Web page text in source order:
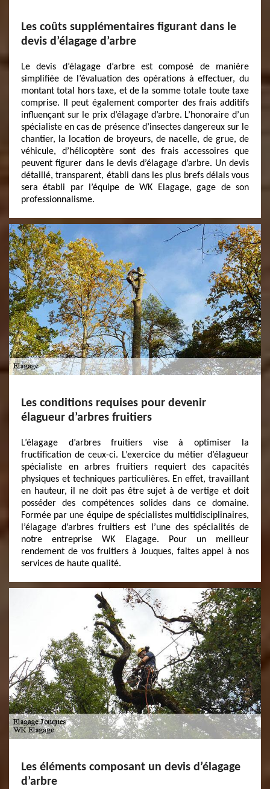
Les coûts supplémentaires figurant dans le
devis d’élagage d’arbre
Le devis d’élagage d’arbre est composé de manière
simplifiée de l’évaluation des opérations à effectuer, du
montant total hors taxe, et de la somme totale toute taxe
comprise. Il peut également comporter des frais additifs
influençant sur le prix d’élagage d’arbre. L’honoraire d’un
spécialiste en cas de présence d’insectes dangereux sur le
chantier, la location de broyeurs, de nacelle, de grue, de
véhicule, d’hélicoptère sont des frais accessoires que
peuvent figurer dans le devis d’élagage d’arbre. Un devis
détaillé, transparent, établi dans les plus brefs délais vous
sera établi par l’équipe de WK Elagage, gage de son
professionnalisme.
Les conditions requises pour devenir
élagueur d’arbres fruitiers
L’élagage d’arbres fruitiers vise à optimiser la
fructification de ceux-ci. L’exercice du métier d’élagueur
spécialiste en arbres fruitiers requiert des capacités
physiques et techniques particulières. En effet, travaillant
en hauteur, il ne doit pas être sujet à de vertige et doit
posséder des compétences solides dans ce domaine.
Formée par une équipe de spécialistes multidisciplinaires,
l’élagage d’arbres fruitiers est l’une des spécialités de
notre entreprise WK Elagage. Pour un meilleur
rendement de vos fruitiers à Jouques, faites appel à nos
services de haute qualité.
Les éléments composant un devis d’élagage
d’arbre